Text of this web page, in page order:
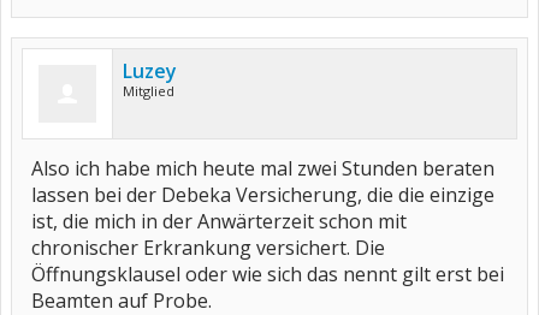
Luzey
Mitglied
Also ich habe mich heute mal zwei Stunden beraten
lassen bei der Debeka Versicherung, die die einzige
ist, die mich in der Anwärterzeit schon mit
chronischer Erkrankung versichert. Die
Öffnungsklausel oder wie sich das nennt gilt erst bei
Beamten auf Probe.